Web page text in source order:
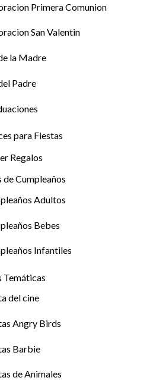
Primera Comunion
San Valentin
la Madre
Padre
para Fiestas
Regalos
de Cumpleaños
Adultos
Bebes
Infantiles
Temáticas
del cine
Angry Birds
Barbie
de Animales